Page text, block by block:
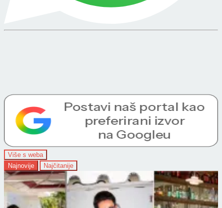
Više s weba
Najnovije
Najčitanije